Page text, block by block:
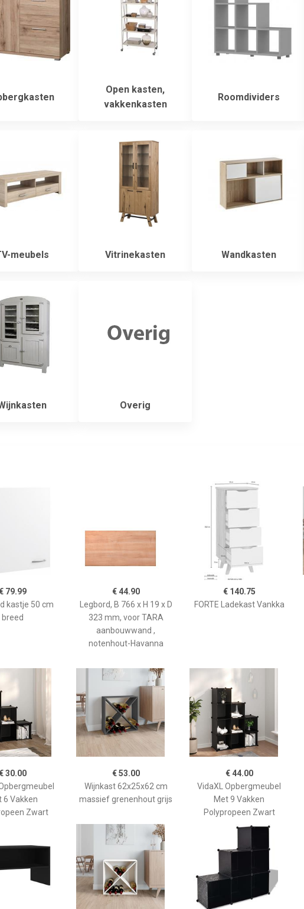
Open kasten,
vakkenkasten
Roomdividers
meubels Vitrinekasten Wandkasten
Overig
79.99
kastje 50 cm
breed
€ 44.90
Legbord, B 766 x H 19 x D
323 mm, voor TARA
aanbouwwand ,
notenhout-Havanna
€ 140.75
FORTE Ladekast Vankka
30.00
6 Vakken
Zwart
€ 53.00
Wijnkast 62x25x62 cm
massief grenenhout grijs
€ 44.00
VidaXL Opbergmeubel
Met 9 Vakken
Polypropeen Zwart